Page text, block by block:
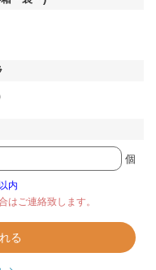
個
内
はご連絡致します。
る